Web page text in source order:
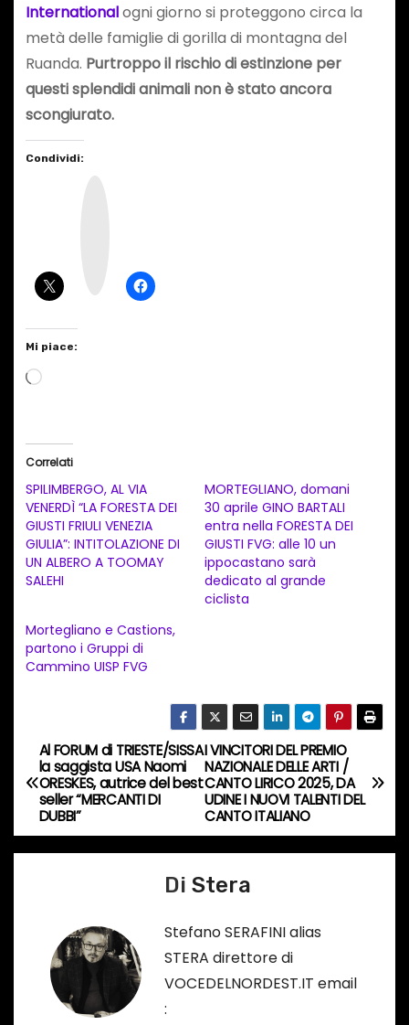
Internationalogni giorno si proteggono circa la
metà delle famiglie di gorilla di montagna del
Ruanda. Purtroppo il rischio di estinzione per
questi splendidi animali non è stato ancora
scongiurato.
Condividi:
Mi piace:
C
a
m
e
n
o
i
r
s
o
…
Correlati
SPILIMBERGO, AL VIA
VENERDÌ “LA FORESTA DEI
GIUSTI FRIULI VENEZIA
GIULIA”: INTITOLAZIONE DI
UN ALBERO A TOOMAY
SALEHI
MORTEGLIANO, domani
30 aprile GINO BARTALI
entra nella FORESTA DEI
GIUSTI FVG: alle 10 un
ippocastano sarà
dedicato al grande
ciclista
Mortegliano e Castions,
partono i Gruppi di
Cammino UISP FVG
N
a
v
I VINCITORI DEL PREMIO
NAZIONALE DELLE ARTI /
CANTO LIRICO 2025, DA
UDINE I NUOVI TALENTI DEL
CANTO ITALIANO
Al FORUM di TRIESTE/SISSA
la saggista USA Naomi
ORESKES, autrice del best
seller “MERCANTI DI
DUBBI”
Di Stera
Stefano SERAFINI alias
STERA direttore di
VOCEDELNORDEST.IT email
: